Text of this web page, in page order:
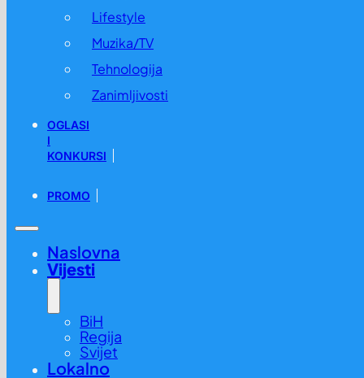
Lifestyle
Muzika/TV
Tehnologija
Zanimljivosti
OGLASI
I
KONKURSI
PROMO
Naslovna
Vijesti
BiH
Regija
Svijet
Lokalno